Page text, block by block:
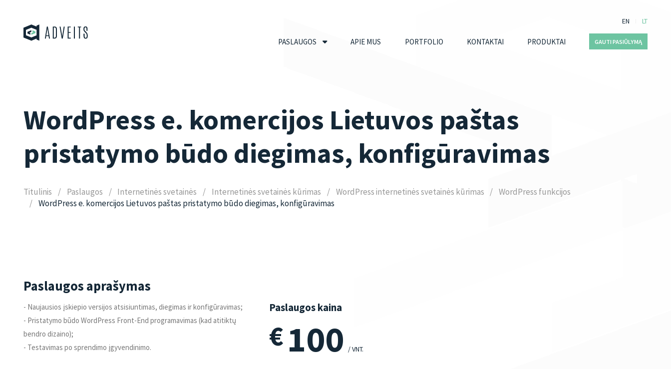
EN LT
PASLAUGOS APIE MUS PORTFOLIO KONTAKTAI PRODUKTAI GAUTI PASIŪLYMĄ
WordPress e. komercijos Lietuvos paštas
pristatymo būdo diegimas, konfigūravimas
Titulinis Paslaugos Internetinės svetainės Internetinės svetainės kūrimas WordPress internetinės svetainės kūrimas
WordPress funkcijos
WordPress e. komercijos Lietuvos paštas pristatymo būdo diegimas, konfigūravimas
Paslaugos aprašymas
- Naujausios įskiepio versijos atsisiuntimas, diegimas ir konfigūravimas;
- Pristatymo būdo WordPress Front-End programavimas (kad atitiktų
bendro dizaino);
- Testavimas po sprendimo įgyvendinimo.
Paslaugos kaina
€100 / VNT.